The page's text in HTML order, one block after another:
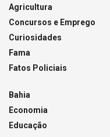
Agricultura
Concursos e Emprego
Curiosidades
Fama
Fatos Policiais
Bahia
Economia
Educação